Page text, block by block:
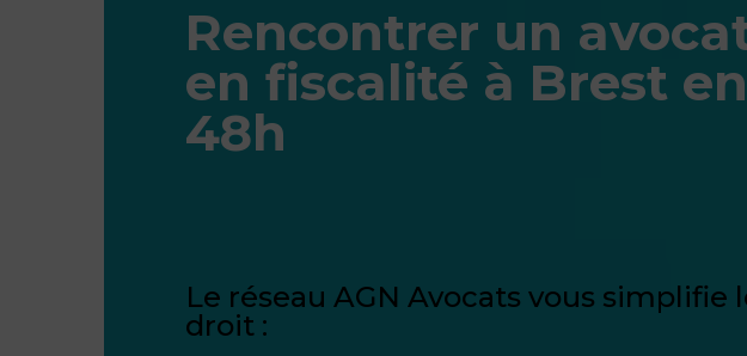
Rencontrer un
en fiscalité à Brest en
48h
Le réseau AGN Avocats vous simplifie
droit :